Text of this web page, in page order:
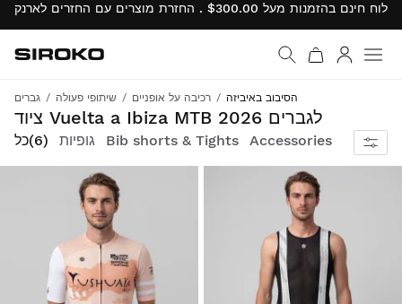
עבור לדף הבית
Siroko.com
גברים שיתופי פעולה רכיבה על אופניים הסיבוב באיביזה
ציוד Vuelta a Ibiza MTB 2026 לגברים המקום שבו רוח איביזה פוגשת ביצועים מתקדמים: עיצובים בלעדיים מבית Siroko
כל(6) גופיות Bib shorts & Tights Accessories